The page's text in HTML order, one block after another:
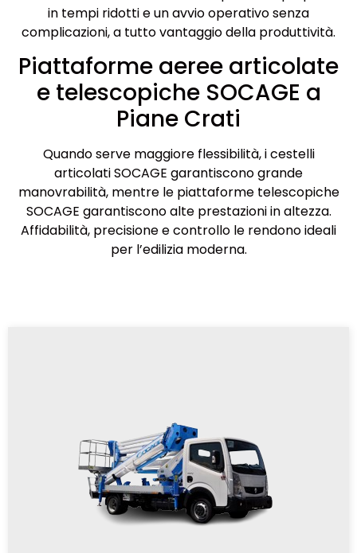
in tempi ridotti e un avvio operativo senza
complicazioni, a tutto vantaggio della produttività.
Piattaforme aeree articolate
e telescopiche SOCAGE a
Piane Crati
Quando serve maggiore flessibilità, i cestelli
articolati SOCAGE garantiscono grande
manovrabilità, mentre le piattaforme telescopiche
SOCAGE garantiscono alte prestazioni in altezza.
Affidabilità, precisione e controllo le rendono ideali
per l’edilizia moderna.